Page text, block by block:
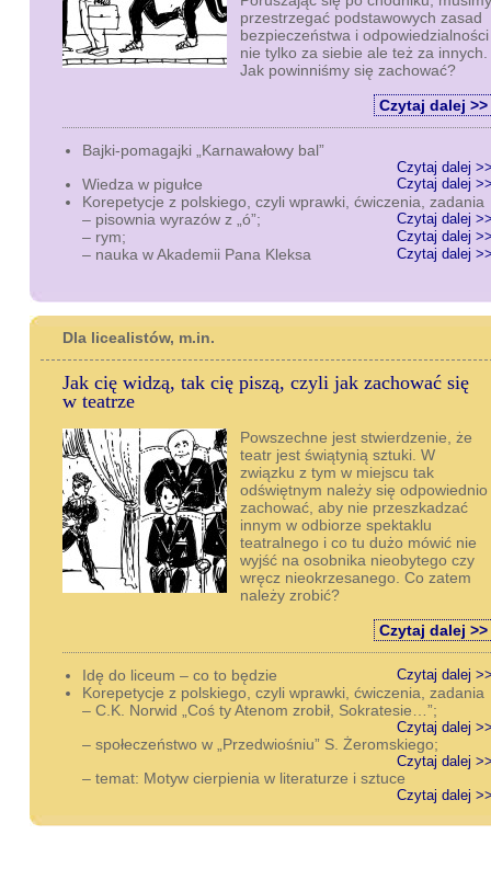
przestrzegać podstawowych zasad
bezpieczeństwa i odpowiedzialności
nie tylko za siebie ale też za innych.
Jak powinniśmy się zachować?
Czytaj dalej >>
Bajki-pomagajki „Karnawałowy bal”
Czytaj dalej
Wiedza w pigułce Czytaj dalej
Korepetycje z polskiego, czyli wprawki, ćwiczenia, zadania
– pisownia wyrazów z „ó”;
Czytaj dalej
– rym; Czytaj dalej
– nauka w Akademii Pana Kleksa Czytaj dalej
Dla licealistów, m.in.
Jak cię widzą, tak cię piszą, czyli jak zachować się
w teatrze
Powszechne jest stwierdzenie, że
teatr jest świątynią sztuki. W
związku z tym w miejscu tak
odświętnym należy się odpowiednio
zachować, aby nie przeszkadzać
innym w odbiorze spektaklu
teatralnego i co tu dużo mówić nie
wyjść na osobnika nieobytego czy
wręcz nieokrzesanego. Co zatem
należy zrobić?
Czytaj dalej >>
Idę do liceum – co to będzie Czytaj dalej
Korepetycje z polskiego, czyli wprawki, ćwiczenia, zadania
– C.K. Norwid „Coś ty Atenom zrobił, Sokratesie…”;
Czytaj dalej
– społeczeństwo w „Przedwiośniu” S. Żeromskiego;
Czytaj dalej
– temat: Motyw cierpienia w literaturze i sztuce
Czytaj dalej